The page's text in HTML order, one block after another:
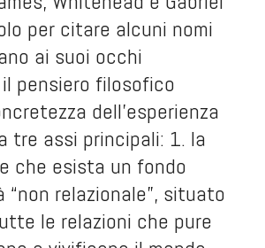
per citare alcuni nomi
ai suoi occhi
pensiero filosofico
dell’esperienza
tre assi principali: 1. la
che esista un fondo
“non relazionale”, situato
le relazioni che pure